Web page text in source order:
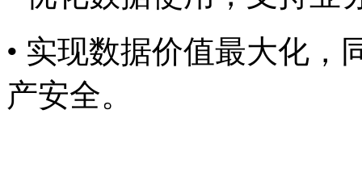
• 实现数据价值最大化
产安全。